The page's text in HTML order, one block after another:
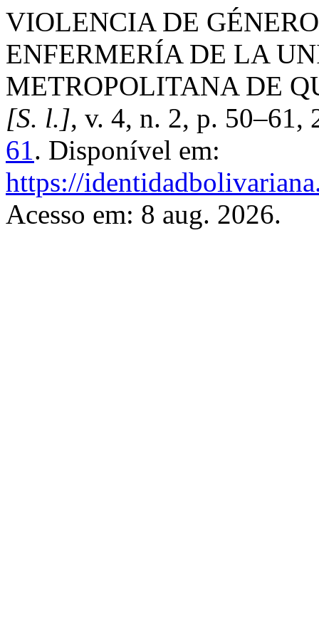
VIOLENCIA DE
ENFERMERÍA DE LA
METROPOLITANA DE
[S. l.], v. 4, n. 2, p.
61. Disponível em:
https://
Acesso em: 8 aug. 2026.